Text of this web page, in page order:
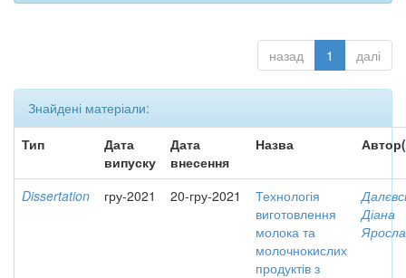
назад 1 далі
Знайдені матеріали:
Тип
Дата
випуску
Дата
внесення
Назва
Dissertation гру-2021 20-гру-2021
Технологія
виготовлення
молока та
молочнокислих
продуктів з
Діана